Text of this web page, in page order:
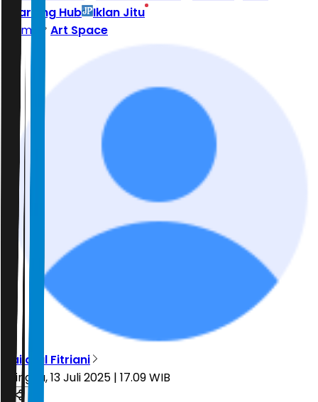
Learning Hub
Iklan Jitu
Home
Art Space
Lailatul Fitriani
Minggu, 13 Juli 2025 | 17.09 WIB